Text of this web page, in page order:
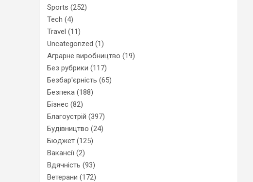
Sports (252)
Tech (4)
Travel (11)
Uncategorized (1)
Аграрне виробництво (19)
Без рубрики (117)
Безбар'єрність (65)
Безпека (188)
Бізнес (82)
Благоустрій (397)
Будівництво (24)
Бюджет (125)
Вакансії (2)
Вдячність (93)
Ветерани (172)